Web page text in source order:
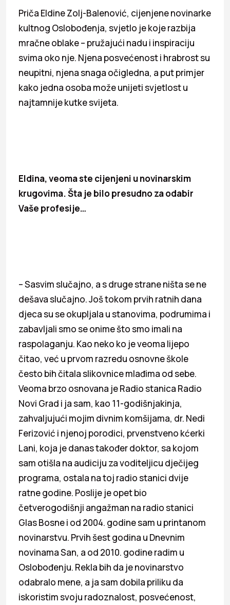
Priča Eldine Zolj-Balenović, cijenjene novinarke
kultnog Oslobođenja, svjetlo je koje razbija
mračne oblake – pružajući nadu i inspiraciju
svima oko nje. Njena posvećenost i hrabrost su
neupitni, njena snaga očigledna, a put primjer
kako jedna osoba može unijeti svjetlost u
najtamnije kutke svijeta.
Eldina, veoma ste cijenjeni u novinarskim
krugovima. Šta je bilo presudno za odabir
Vaše profesije…
– Sasvim slučajno, a s druge strane ništa se ne
dešava slučajno. Još tokom prvih ratnih dana
djeca su se okupljala u stanovima, podrumima i
zabavljali smo se onime što smo imali na
raspolaganju. Kao neko ko je veoma lijepo
čitao, već u prvom razredu osnovne škole
često bih čitala slikovnice mlađima od sebe.
Veoma brzo osnovana je Radio stanica Radio
Novi Grad i ja sam, kao 11-godišnjakinja,
zahvaljujući mojim divnim komšijama, dr. Nedi
Ferizović i njenoj porodici, prvenstveno kćerki
Lani, koja je danas također doktor, sa kojom
sam otišla na audiciju za voditeljicu dječijeg
programa, ostala na toj radio stanici dvije
ratne godine. Poslije je opet bio
četverogodišnji angažman na radio stanici
Glas Bosne i od 2004. godine sam u printanom
novinarstvu. Prvih šest godina u Dnevnim
novinama San, a od 2010. godine radim u
Oslobođenju. Rekla bih da je novinarstvo
odabralo mene, a ja sam dobila priliku da
iskoristim svoju radoznalost, posvećenost,